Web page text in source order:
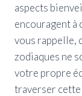
aspects
encouragent
vous rappelle,
zodiaques ne
votre propre
traverser